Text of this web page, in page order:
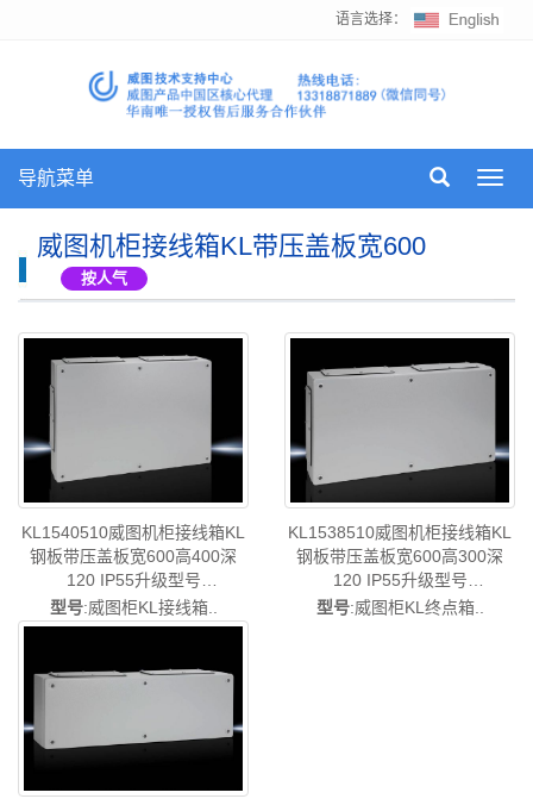
语言选择：
导航菜单
威图机柜接线箱KL带压盖板宽600
按人气
KL1540510威图机柜接线箱KL
钢板带压盖板宽600高400深
120 IP55升级型号
KX1540000/KX1540.000-德国
威图制造-rittal威图柜威图电柜
PDU威图配件威图售后
型号:威图柜KL接线箱..
KL1538510威图机柜接线箱KL
钢板带压盖板宽600高300深
120 IP55升级型号
KX1538000/KX1538.000-德国
型号:威图柜KL终点箱..